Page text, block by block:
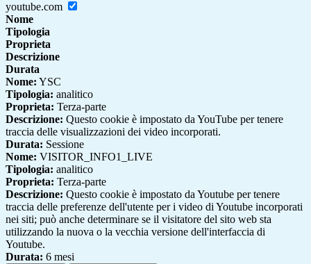
youtube.com
Nome
Tipologia
Proprieta
Descrizione
Durata
Nome: YSC
Tipologia: analitico
Proprieta: Terza-parte
Descrizione: Questo cookie è impostato da YouTube per tenere
traccia delle visualizzazioni dei video incorporati.
Durata: Sessione
Nome: VISITOR_INFO1_LIVE
Tipologia: analitico
Proprieta: Terza-parte
Descrizione: Questo cookie è impostato da Youtube per tenere
traccia delle preferenze dell'utente per i video di Youtube incorporati
nei siti; può anche determinare se il visitatore del sito web sta
utilizzando la nuova o la vecchia versione dell'interfaccia di
Youtube.
Durata: 6 mesi